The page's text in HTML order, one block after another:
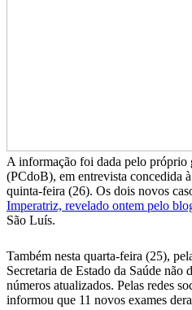
A informação foi dada pelo
(PCdoB), em entrevista concedida
quinta-feira (26). Os dois novos
Imperatriz, revelado ontem pelo
São Luís.
Também nesta quarta-feira (25),
Secretaria de Estado da Saúde
números atualizados. Pelas redes
informou que 11 novos exames